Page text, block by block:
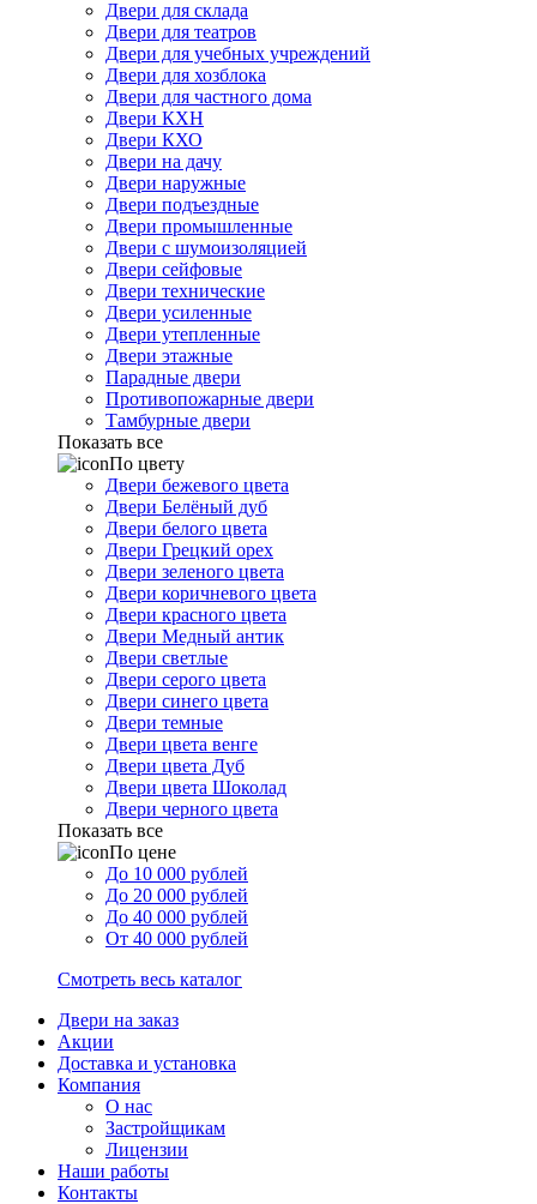
Двери для склада
Двери для театров
Двери для учебных учреждений
Двери для хозблока
Двери для частного дома
Двери КХН
Двери КХО
Двери на дачу
Двери наружные
Двери подъездные
Двери промышленные
Двери с шумоизоляцией
Двери сейфовые
Двери технические
Двери усиленные
Двери утепленные
Двери этажные
Парадные двери
Противопожарные двери
Тамбурные двери
Показать все
По цвету
Двери бежевого цвета
Двери Белёный дуб
Двери белого цвета
Двери Грецкий орех
Двери зеленого цвета
Двери коричневого цвета
Двери красного цвета
Двери Медный антик
Двери светлые
Двери серого цвета
Двери синего цвета
Двери темные
Двери цвета венге
Двери цвета Дуб
Двери цвета Шоколад
Двери черного цвета
Показать все
По цене
До 10 000 рублей
До 20 000 рублей
До 40 000 рублей
От 40 000 рублей
Смотреть весь каталог
Двери на заказ
Акции
Доставка и установка
Компания
О нас
Застройщикам
Лицензии
Наши работы
Контакты